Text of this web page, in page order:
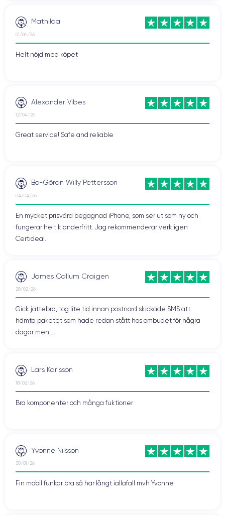
Mathilda
01/06/26
Helt nöjd med köpet
Alexander Vibes
12/04/26
Great service! Safe and reliable
Bo-Göran Willy Pettersson
04/04/26
En mycket prisvärd begagnad iPhone, som ser ut som ny och
fungerar helt klanderfritt. Jag rekommenderar verkligen
Certideal.
James Callum Craigen
28/02/26
Gick jättebra, tog lite tid innan postnord skickade SMS att
hämta paketet som hade redan stått hos ombudet för några
dagar men ...
Lars Karlsson
18/02/26
Bra komponenter och många fuktioner
Yvonne Nilsson
30/01/26
Fin mobil funkar bra så här långt iallafall mvh Yvonne